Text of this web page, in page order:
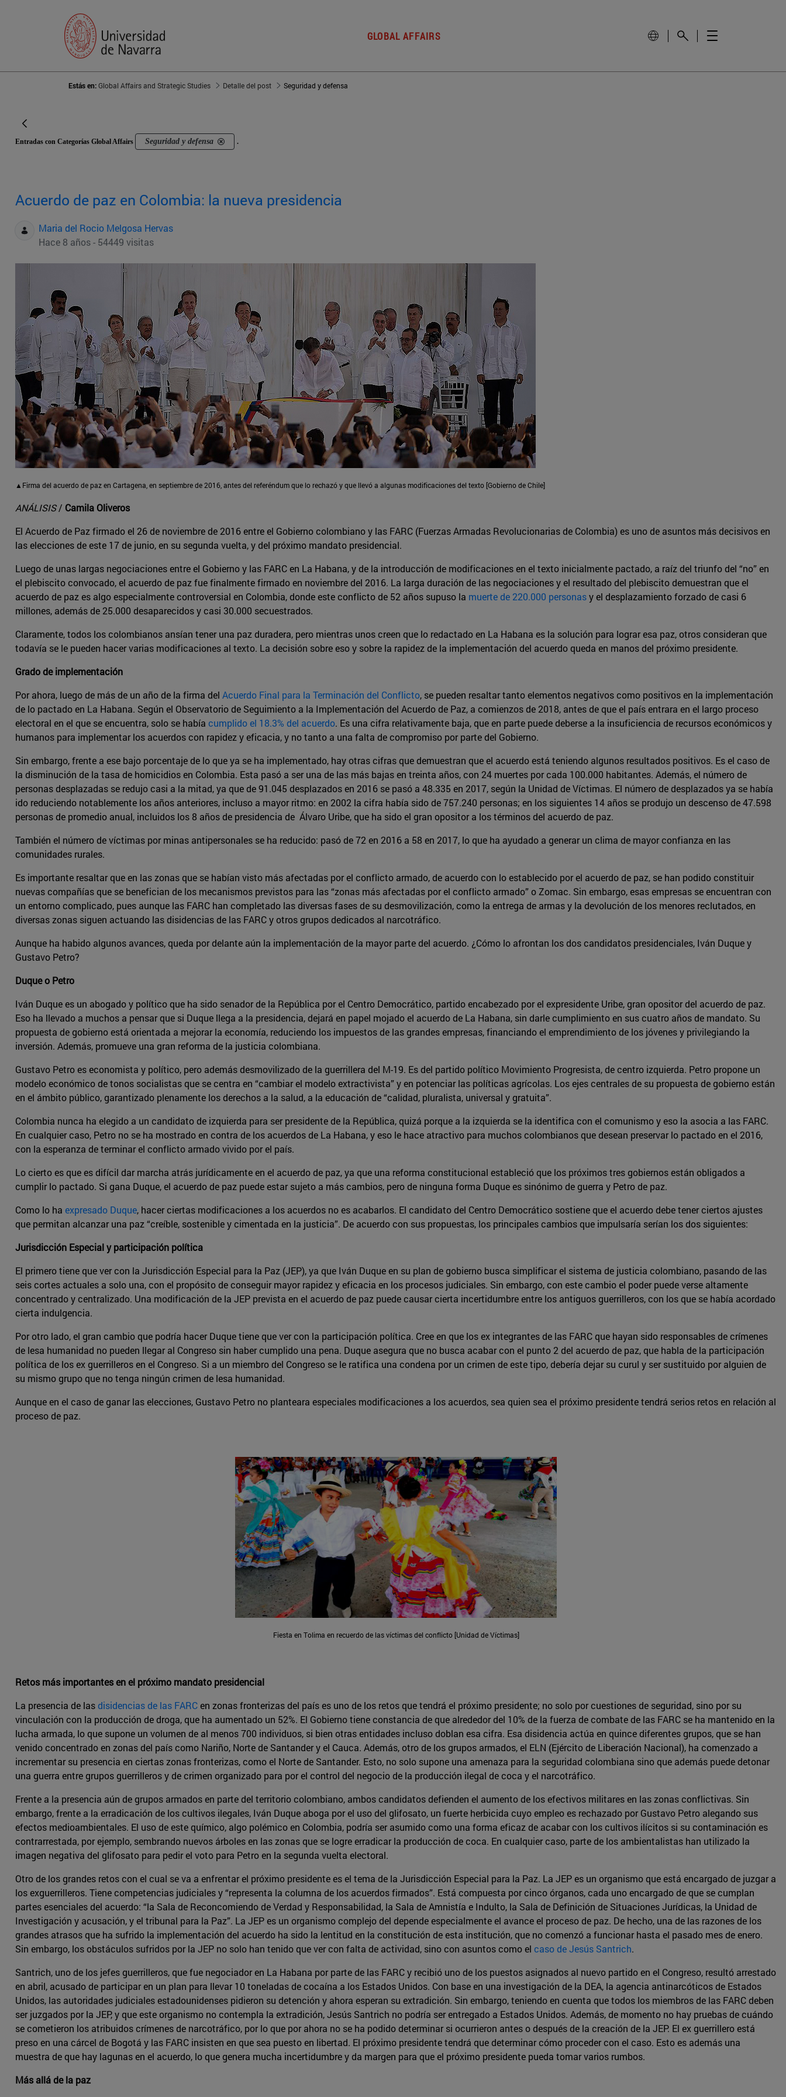
GLOBAL AFFAIRS
Estás en:Global Affairs and Strategic Studies Detalle del post Seguridad y defensa
Entradas con Categorías Global Affairs Seguridad y defensa .
Acuerdo de paz en Colombia: la nueva presidencia
Maria del Rocio Melgosa Hervas
Hace 8 años - 54449 visitas
▲Firma del acuerdo de paz en Cartagena, en septiembre de 2016, antes del referéndum que lo rechazó y que llevó a algunas modificaciones del texto [Gobierno de Chile]
ANÁLISIS/ Camila Oliveros
El Acuerdo de Paz firmado el 26 de noviembre de 2016 entre el Gobierno colombiano y las FARC (Fuerzas Armadas Revolucionarias de Colombia) es uno de asuntos más decisivos en
las elecciones de este 17 de junio, en su segunda vuelta, y del próximo mandato presidencial.
Luego de unas largas negociaciones entre el Gobierno y las FARC en La Habana, y de la introducción de modificaciones en el texto inicialmente pactado, a raíz del triunfo del “no” en
el plebiscito convocado, el acuerdo de paz fue finalmente firmado en noviembre del 2016. La larga duración de las negociaciones y el resultado del plebiscito demuestran que el
acuerdo de paz es algo especialmente controversial en Colombia, donde este conflicto de 52 años supuso la muerte de 220.000 personasy el desplazamiento forzado de casi 6
millones, además de 25.000 desaparecidos y casi 30.000 secuestrados.
Claramente, todos los colombianos ansían tener una paz duradera, pero mientras unos creen que lo redactado en La Habana es la solución para lograr esa paz, otros consideran que
todavía se le pueden hacer varias modificaciones al texto. La decisión sobre eso y sobre la rapidez de la implementación del acuerdo queda en manos del próximo presidente.
Grado de implementación
Por ahora, luego de más de un año de la firma del Acuerdo Final para la Terminación del Conflicto, se pueden resaltar tanto elementos negativos como positivos en la implementación
de lo pactado en La Habana. Según el Observatorio de Seguimiento a la Implementación del Acuerdo de Paz, a comienzos de 2018, antes de que el país entrara en el largo proceso
electoral en el que se encuentra, solo se había cumplido el 18.3% del acuerdo. Es una cifra relativamente baja, que en parte puede deberse a la insuficiencia de recursos económicos y
humanos para implementar los acuerdos con rapidez y eficacia, y no tanto a una falta de compromiso por parte del Gobierno.
Sin embargo, frente a ese bajo porcentaje de lo que ya se ha implementado, hay otras cifras que demuestran que el acuerdo está teniendo algunos resultados positivos. Es el caso de
la disminución de la tasa de homicidios en Colombia. Esta pasó a ser una de las más bajas en treinta años, con 24 muertes por cada 100.000 habitantes. Además, el número de
personas desplazadas se redujo casi a la mitad, ya que de 91.045 desplazados en 2016 se pasó a 48.335 en 2017, según la Unidad de Víctimas. El número de desplazados ya se había
ido reduciendo notablemente los años anteriores, incluso a mayor ritmo: en 2002 la cifra había sido de 757.240 personas; en los siguientes 14 años se produjo un descenso de 47.598
personas de promedio anual, incluidos los 8 años de presidencia de Álvaro Uribe, que ha sido el gran opositor a los términos del acuerdo de paz.
También el número de víctimas por minas antipersonales se ha reducido: pasó de 72 en 2016 a 58 en 2017, lo que ha ayudado a generar un clima de mayor confianza en las
comunidades rurales.
Es importante resaltar que en las zonas que se habían visto más afectadas por el conflicto armado, de acuerdo con lo establecido por el acuerdo de paz, se han podido constituir
nuevas compañías que se benefician de los mecanismos previstos para las “zonas más afectadas por el conflicto armado” o Zomac. Sin embargo, esas empresas se encuentran con
un entorno complicado, pues aunque las FARC han completado las diversas fases de su desmovilización, como la entrega de armas y la devolución de los menores reclutados, en
diversas zonas siguen actuando las disidencias de las FARC y otros grupos dedicados al narcotráfico.
Aunque ha habido algunos avances, queda por delante aún la implementación de la mayor parte del acuerdo. ¿Cómo lo afrontan los dos candidatos presidenciales, Iván Duque y
Gustavo Petro?
Duque o Petro
Iván Duque es un abogado y político que ha sido senador de la República por el Centro Democrático, partido encabezado por el expresidente Uribe, gran opositor del acuerdo de paz.
Eso ha llevado a muchos a pensar que si Duque llega a la presidencia, dejará en papel mojado el acuerdo de La Habana, sin darle cumplimiento en sus cuatro años de mandato. Su
propuesta de gobierno está orientada a mejorar la economía, reduciendo los impuestos de las grandes empresas, financiando el emprendimiento de los jóvenes y privilegiando la
inversión. Además, promueve una gran reforma de la justicia colombiana.
Gustavo Petro es economista y político, pero además desmovilizado de la guerrillera del M-19. Es del partido político Movimiento Progresista, de centro izquierda. Petro propone un
modelo económico de tonos socialistas que se centra en “cambiar el modelo extractivista” y en potenciar las políticas agrícolas. Los ejes centrales de su propuesta de gobierno están
en el ámbito público, garantizado plenamente los derechos a la salud, a la educación de “calidad, pluralista, universal y gratuita”.
Colombia nunca ha elegido a un candidato de izquierda para ser presidente de la República, quizá porque a la izquierda se la identifica con el comunismo y eso la asocia a las FARC.
En cualquier caso, Petro no se ha mostrado en contra de los acuerdos de La Habana, y eso le hace atractivo para muchos colombianos que desean preservar lo pactado en el 2016,
con la esperanza de terminar el conflicto armado vivido por el país.
Lo cierto es que es difícil dar marcha atrás jurídicamente en el acuerdo de paz, ya que una reforma constitucional estableció que los próximos tres gobiernos están obligados a
cumplir lo pactado. Si gana Duque, el acuerdo de paz puede estar sujeto a más cambios, pero de ninguna forma Duque es sinónimo de guerra y Petro de paz.
Como lo ha expresado Duque, hacer ciertas modificaciones a los acuerdos no es acabarlos. El candidato del Centro Democrático sostiene que el acuerdo debe tener ciertos ajustes
que permitan alcanzar una paz “creíble, sostenible y cimentada en la justicia”. De acuerdo con sus propuestas, los principales cambios que impulsaría serían los dos siguientes:
Jurisdicción Especial y participación política
El primero tiene que ver con la Jurisdicción Especial para la Paz (JEP), ya que Iván Duque en su plan de gobierno busca simplificar el sistema de justicia colombiano, pasando de las
seis cortes actuales a solo una, con el propósito de conseguir mayor rapidez y eficacia en los procesos judiciales. Sin embargo, con este cambio el poder puede verse altamente
concentrado y centralizado. Una modificación de la JEP prevista en el acuerdo de paz puede causar cierta incertidumbre entre los antiguos guerrilleros, con los que se había acordado
cierta indulgencia.
Por otro lado, el gran cambio que podría hacer Duque tiene que ver con la participación política. Cree en que los ex integrantes de las FARC que hayan sido responsables de crímenes
de lesa humanidad no pueden llegar al Congreso sin haber cumplido una pena. Duque asegura que no busca acabar con el punto 2 del acuerdo de paz, que habla de la participación
política de los ex guerrilleros en el Congreso. Si a un miembro del Congreso se le ratifica una condena por un crimen de este tipo, debería dejar su curul y ser sustituido por alguien de
su mismo grupo que no tenga ningún crimen de lesa humanidad.
Aunque en el caso de ganar las elecciones, Gustavo Petro no planteara especiales modificaciones a los acuerdos, sea quien sea el próximo presidente tendrá serios retos en relación al
proceso de paz.
Fiesta en Tolima en recuerdo de las víctimas del conflicto [Unidad de Víctimas]
Retos más importantes en el próximo mandato presidencial
La presencia de lasdisidencias de las FARCen zonas fronterizas del país es uno de los retos que tendrá el próximo presidente; no solo por cuestiones de seguridad, sino por su
vinculación con la producción de droga, que ha aumentado un 52%. El Gobierno tiene constancia de que alrededor del 10% de la fuerza de combate de las FARC se ha mantenido en la
lucha armada, lo que supone un volumen de al menos 700 individuos, si bien otras entidades incluso doblan esa cifra. Esa disidencia actúa en quince diferentes grupos, que se han
venido concentrado en zonas del país como Nariño, Norte de Santander y el Cauca. Además, otro de los grupos armados, el ELN (Ejército de Liberación Nacional), ha comenzado a
incrementar su presencia en ciertas zonas fronterizas, como el Norte de Santander. Esto, no solo supone una amenaza para la seguridad colombiana sino que además puede detonar
una guerra entre grupos guerrilleros y de crimen organizado para por el control del negocio de la producción ilegal de coca y el narcotráfico.
Frente a la presencia aún de grupos armados en parte del territorio colombiano, ambos candidatos defienden el aumento de los efectivos militares en las zonas conflictivas. Sin
embargo, frente a la erradicación de los cultivos ilegales, Iván Duque aboga por el uso del glifosato, un fuerte herbicida cuyo empleo es rechazado por Gustavo Petro alegando sus
efectos medioambientales. El uso de este químico, algo polémico en Colombia, podría ser asumido como una forma eficaz de acabar con los cultivos ilícitos si su contaminación es
contrarrestada, por ejemplo, sembrando nuevos árboles en las zonas que se logre erradicar la producción de coca. En cualquier caso, parte de los ambientalistas han utilizado la
imagen negativa del glifosato para pedir el voto para Petro en la segunda vuelta electoral.
Otro de los grandes retos con el cual se va a enfrentar el próximo presidente es el tema de la Jurisdicción Especial para la Paz. La JEP es un organismo que está encargado de juzgar a
los exguerrilleros. Tiene competencias judiciales y “representa la columna de los acuerdos firmados”. Está compuesta por cinco órganos, cada uno encargado de que se cumplan
partes esenciales del acuerdo: “la Sala de Reconcomiendo de Verdad y Responsabilidad, la Sala de Amnistía e Indulto, la Sala de Definición de Situaciones Jurídicas, la Unidad de
Investigación y acusación, y el tribunal para la Paz”. La JEP es un organismo complejo del depende especialmente el avance el proceso de paz. De hecho, una de las razones de los
grandes atrasos que ha sufrido la implementación del acuerdo ha sido la lentitud en la constitución de esta institución, que no comenzó a funcionar hasta el pasado mes de enero.
Sin embargo, los obstáculos sufridos por la JEP no solo han tenido que ver con falta de actividad, sino con asuntos como el caso de Jesús Santrich.
Santrich, uno de los jefes guerrilleros, que fue negociador en La Habana por parte de las FARC y recibió uno de los puestos asignados al nuevo partido en el Congreso, resultó arrestado
en abril, acusado de participar en un plan para llevar 10 toneladas de cocaína a los Estados Unidos. Con base en una investigación de la DEA, la agencia antinarcóticos de Estados
Unidos, las autoridades judiciales estadounidenses pidieron su detención y ahora esperan su extradición. Sin embargo, teniendo en cuenta que todos los miembros de las FARC deben
ser juzgados por la JEP, y que este organismo no contempla la extradición, Jesús Santrich no podría ser entregado a Estados Unidos. Además, de momento no hay pruebas de cuándo
se cometieron los atribuidos crímenes de narcotráfico, por lo que por ahora no se ha podido determinar si ocurrieron antes o después de la creación de la JEP. El ex guerrillero está
preso en una cárcel de Bogotá y las FARC insisten en que sea puesto en libertad. El próximo presidente tendrá que determinar cómo proceder con el caso. Esto es además una
muestra de que hay lagunas en el acuerdo, lo que genera mucha incertidumbre y da margen para que el próximo presidente pueda tomar varios rumbos.
Más allá de la paz